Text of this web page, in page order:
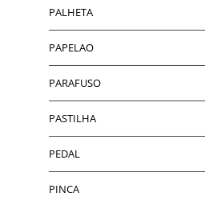
PALHETA
PAPELAO
PARAFUSO
PASTILHA
PEDAL
PINCA